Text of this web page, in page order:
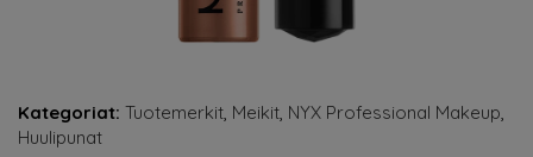
Kategoriat: Tuotemerkit, Meikit, NYX Professional Makeup,
Huulipunat